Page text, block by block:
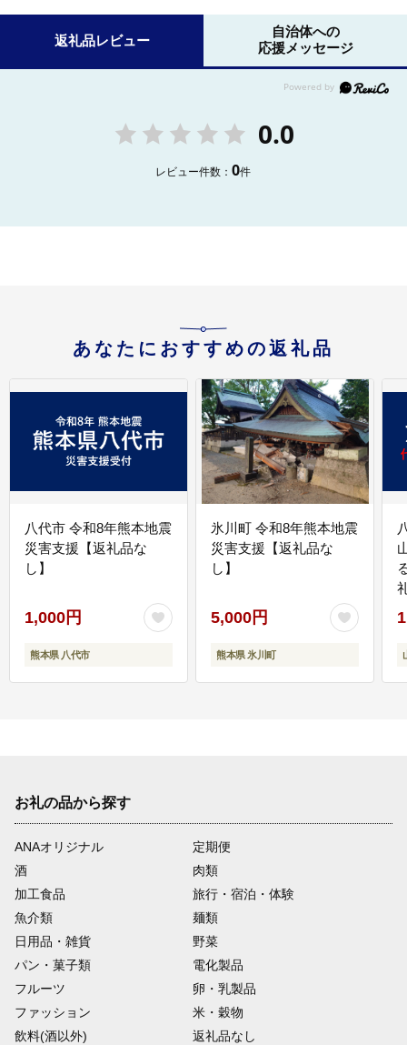
返礼品レビュー
自治体への
応援メッセージ
0.0
レビュー件数：0件
あなたにおすすめの返礼品
八代市 令和8年熊本地震
災害支援【返礼品な
し】
1,000円
熊本県 八代市
氷川町 令和8年熊本地震
災害支援【返礼品な
し】
5,000円
熊本県 氷川町
お礼の品から探す
ANAオリジナル
定期便
酒
肉類
加工食品
旅行・宿泊・体験
魚介類
麺類
日用品・雑貨
野菜
パン・菓子類
電化製品
フルーツ
卵・乳製品
ファッション
米・穀物
飲料(酒以外)
返礼品なし